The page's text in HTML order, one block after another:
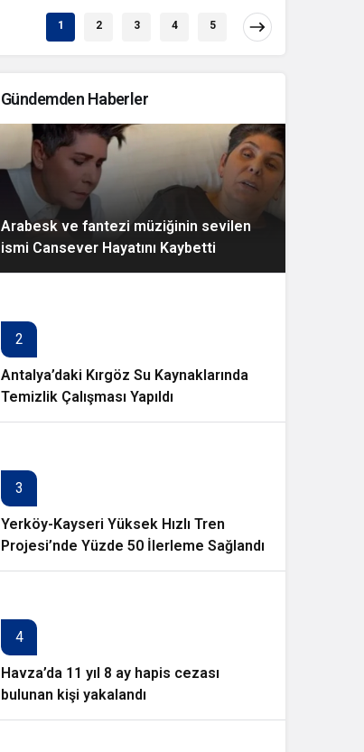
1 2 3 4 5
Gündemden Haberler
Arabesk ve fantezi müziğinin sevilen
ismi Cansever Hayatını Kaybetti
2
Antalya’daki Kırgöz Su Kaynaklarında
Temizlik Çalışması Yapıldı
3
Yerköy-Kayseri Yüksek Hızlı Tren
Projesi’nde Yüzde 50 İlerleme Sağlandı
4
Havza’da 11 yıl 8 ay hapis cezası
bulunan kişi yakalandı